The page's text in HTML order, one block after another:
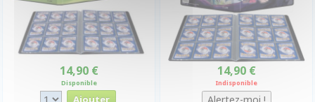
14,90 €
Disponible
14,90 €
Indisponible